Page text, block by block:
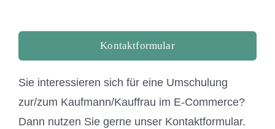
Kontaktformular
Sie interessieren sich für eine Umschulung
zur/zum Kaufmann/Kauffrau im E-Commerce?
Dann nutzen Sie gerne unser Kontaktformular.